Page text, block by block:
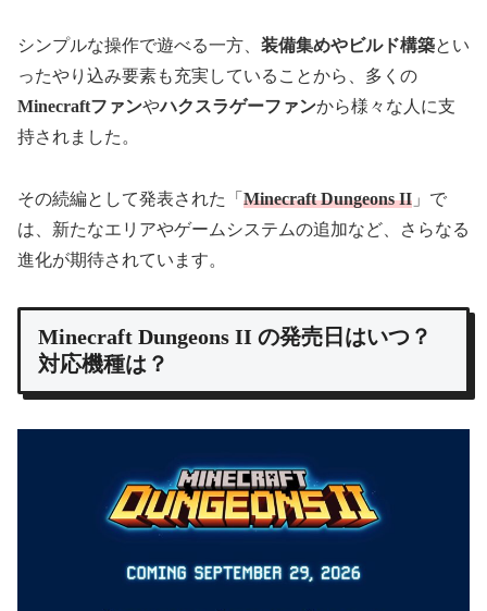
シンプルな操作で遊べる一方、 装備集めやビルド構築とい
ったやり込み要素も充実していることから、多くの
Minecraftファンやハクスラゲーファンから様々な人に支
持されました。
その続編として発表された「 Minecraft Dungeons II 」で
は、新たなエリアやゲームシステムの追加など、さらなる
進化が期待されています。
Minecraft Dungeons II の発売日はいつ？
対応機種は？